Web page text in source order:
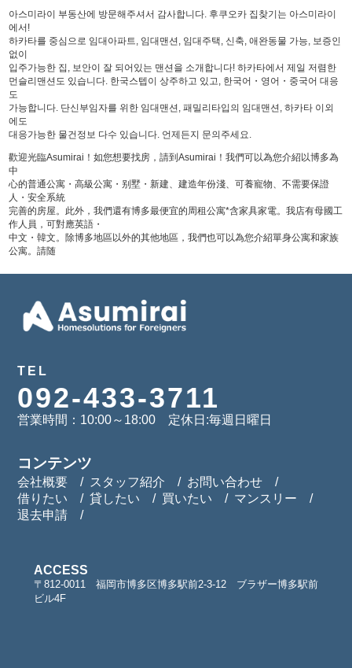
아스미라이 부동산에 방문해주셔서 감사합니다. 후쿠오카 집찾기는 아스미라이
에서!
하카타를 중심으로 임대아파트, 임대맨션, 임대주택, 신축, 애완동물 가능, 보증인
없이
입주가능한 집, 보안이 잘 되어있는 맨션을 소개합니다! 하카타에서 제일 저렴한
먼슬리맨션도 있습니다. 한국스텝이 상주하고 있고, 한국어・영어・중국어 대응
도
가능합니다. 단신부임자를 위한 임대맨션, 패밀리타입의 임대맨션, 하카타 이외
에도
대응가능한 물건정보 다수 있습니다. 언제든지 문의주세요.
歡迎光臨Asumirai！如您想要找房，請到Asumirai！我們可以為您介紹以博多為
中
心的普通公寓・高級公寓・别墅・新建、建造年份淺、可養寵物、不需要保證
人・安全系統
完善的房屋。此外，我們還有博多最便宜的周租公寓*含家具家電。我店有母國工
作人員，可對應英語・
中文・韓文。除博多地區以外的其他地區，我們也可以為您介紹單身公寓和家族
公寓。請随
TEL
092-433-3711
営業時間：10:00～18:00 定休日:毎週日曜日
コンテンツ
会社概要 スタッフ紹介
お問い合わせ
借りたい
貸したい 買いたい
マンスリー
退去申請
ACCESS
〒812-0011 福岡市博多区博多駅前2-3-12 ブラザー博多駅前
ビル4F